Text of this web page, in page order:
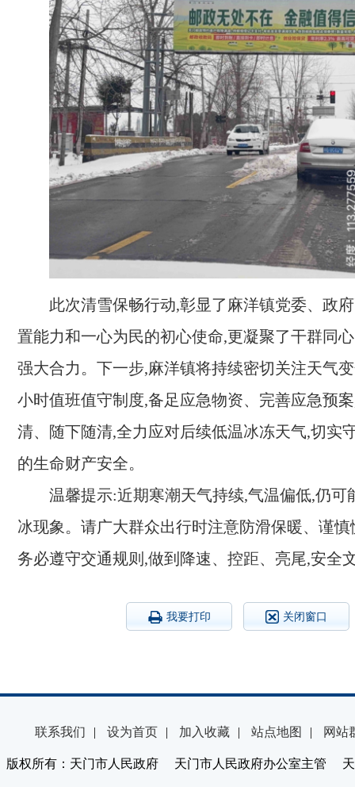
此次清雪保畅行动,彰显了麻洋镇党委、政
置能力和一心为民的初心使命,更凝聚了干群同
强大合力。下一步,麻洋镇将持续密切关注天气
小时值班值守制度,备足应急物资、完善应急预
清、随下随清,全力应对后续低温冰冻天气,切实
的生命财产安全。
温馨提示:近期寒潮天气持续,气温偏低,仍可
冰现象。请广大群众出行时注意防滑保暖、谨
务必遵守交通规则,做到降速、控距、亮尾,安全
我要打印 关闭窗口
联系我们 | 设为首页 | 加入收藏 | 站点地图 | 网站
版权所有：天门市人民政府 天门市人民政府办公室主管 天